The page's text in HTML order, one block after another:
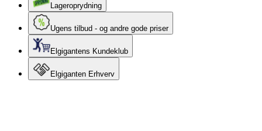
Lageroprydning
Ugens tilbud - og andre gode priser
Elgigantens Kundeklub
Elgiganten Erhverv